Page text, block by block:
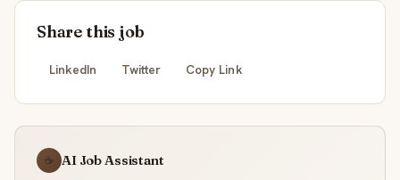
Share this job
LinkedIn Twitter Copy Link
☕ AI Job Assistant